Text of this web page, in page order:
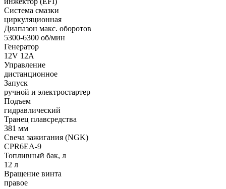
Система смазки
циркуляционная
Диапазон макс. оборотов
5300-6300 об/мин
Генератор
12V 12A
Управление
дистанционное
Запуск
ручной и электростартер
Подъем
гидравлический
Транец плавсредства
381 мм
Свеча зажигания (NGK)
CPR6EA-9
Топливный бак, л
12 л
Вращение винта
правое